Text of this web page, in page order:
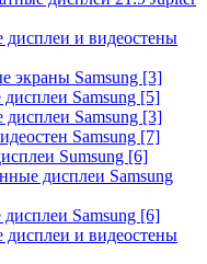
и видеостены
экраны Samsung [3]
Samsung [5]
Samsung [3]
Samsung [7]
Sumsung [6]
дисплеи Samsung
Samsung [6]
и видеостены